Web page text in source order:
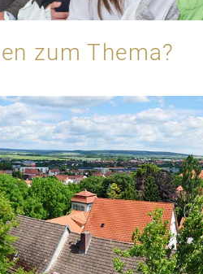
zum Thema?